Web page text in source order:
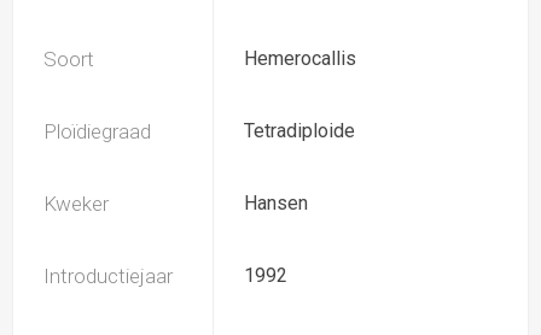
Soort Hemerocallis
Ploïdiegraad Tetradiploide
Kweker Hansen
Introductiejaar 1992